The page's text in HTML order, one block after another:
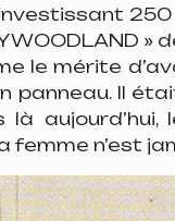
»
le mérite
panneau. Il
là
femme n’est